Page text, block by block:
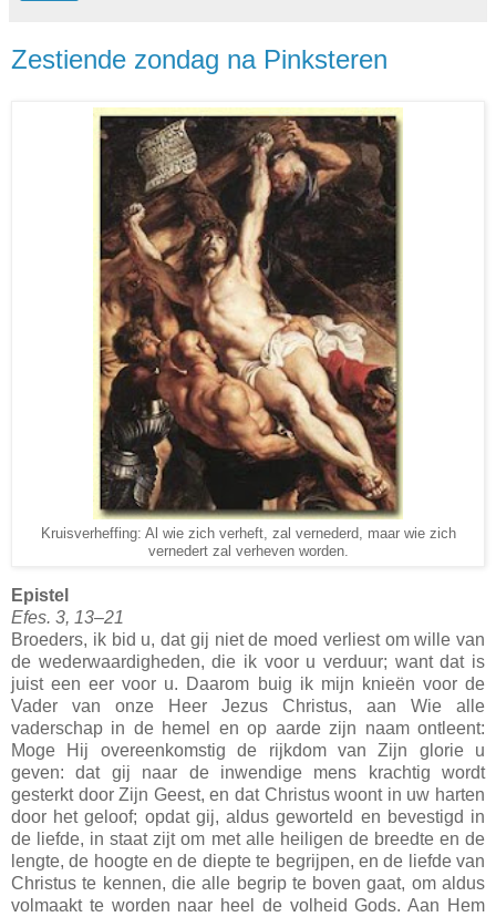
Zestiende zondag na Pinksteren
Kruisverheffing: Al wie zich verheft, zal vernederd, maar wie zich
vernedert zal verheven worden.
Epistel
Efes. 3, 13–21
Broeders, ik bid u, dat gij niet de moed verliest om wille van
de wederwaardigheden, die ik voor u verduur; want dat is
juist een eer voor u. Daarom buig ik mijn knieën voor de
Vader van onze Heer Jezus Christus, aan Wie alle
vaderschap in de hemel en op aarde zijn naam ontleent:
Moge Hij overeenkomstig de rijkdom van Zijn glorie u
geven: dat gij naar de inwendige mens krachtig wordt
gesterkt door Zijn Geest, en dat Christus woont in uw harten
door het geloof; opdat gij, aldus geworteld en bevestigd in
de liefde, in staat zijt om met alle heiligen de breedte en de
lengte, de hoogte en de diepte te begrijpen, en de liefde van
Christus te kennen, die alle begrip te boven gaat, om aldus
volmaakt te worden naar heel de volheid Gods. Aan Hem